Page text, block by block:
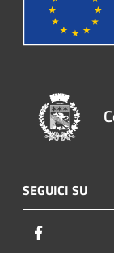
SEGUICI SU